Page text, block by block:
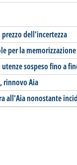
dell'incertezza
per la
sospeso fino a
rinnovo Aia
all'Aia nonostante